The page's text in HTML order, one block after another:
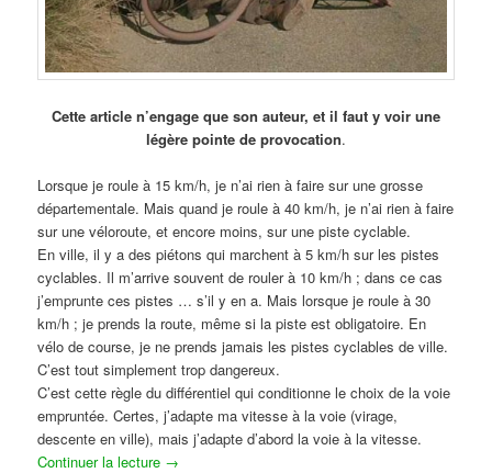
Cette article n’engage que son auteur, et il faut y voir une
légère pointe de provocation.
Lorsque je roule à 15 km/h, je n’ai rien à faire sur une grosse
départementale. Mais quand je roule à 40 km/h, je n’ai rien à faire
sur une véloroute, et encore moins, sur une piste cyclable.
En ville, il y a des piétons qui marchent à 5 km/h sur les pistes
cyclables. Il m’arrive souvent de rouler à 10 km/h ; dans ce cas
j’emprunte ces pistes … s’il y en a. Mais lorsque je roule à 30
km/h ; je prends la route, même si la piste est obligatoire. En
vélo de course, je ne prends jamais les pistes cyclables de ville.
C’est tout simplement trop dangereux.
C’est cette règle du différentiel qui conditionne le choix de la voie
empruntée. Certes, j’adapte ma vitesse à la voie (virage,
descente en ville), mais j’adapte d’abord la voie à la vitesse.
Continuer la lecture →